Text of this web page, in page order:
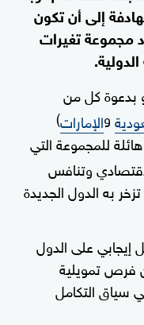
إلى أن تكون
مجموعة تغيرات
بدعوة كل من
والإمارات)
للمجموعة التي
وتنافس
به الدول الجديدة
على الدول
فرص تمويلية
سياق التكامل